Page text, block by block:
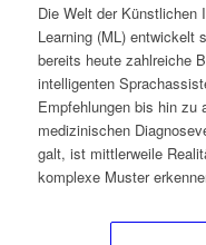
Die Welt der Künstlichen
Learning (ML) entwickelt
bereits heute zahlreiche
intelligenten
Empfehlungen bis hin zu
medizinischen
galt, ist mittlerweile
komplexe Muster